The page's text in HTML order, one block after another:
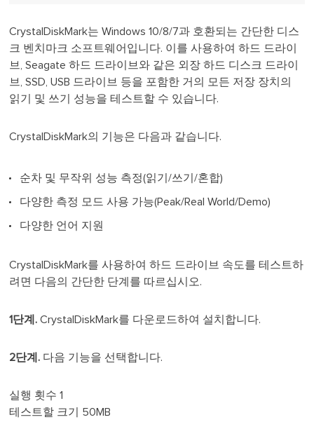
CrystalDiskMark는 Windows 10/8/7과 호환되는 간단한 디스
크 벤치마크 소프트웨어입니다. 이를 사용하여 하드 드라이
브, Seagate 하드 드라이브와 같은 외장 하드 디스크 드라이
브, SSD, USB 드라이브 등을 포함한 거의 모든 저장 장치의
읽기 및 쓰기 성능을 테스트할 수 있습니다.
CrystalDiskMark의 기능은 다음과 같습니다.
순차 및 무작위 성능 측정(읽기/쓰기/혼합)
다양한 측정 모드 사용 가능(Peak/Real World/Demo)
다양한 언어 지원
CrystalDiskMark를 사용하여 하드 드라이브 속도를 테스트하
려면 다음의 간단한 단계를 따르십시오.
1단계.CrystalDiskMark를 다운로드하여 설치합니다.
2단계. 다음 기능을 선택합니다.
실행 횟수 1
테스트할 크기 50MB